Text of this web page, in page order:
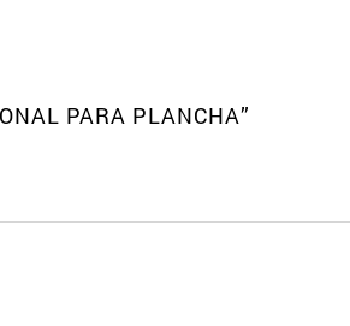
PARA PLANCHA”